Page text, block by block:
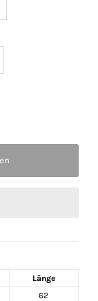
Länge
62